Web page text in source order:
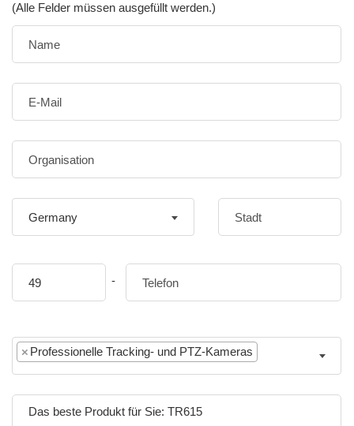
(Alle Felder müssen ausgefüllt werden.)
Germany
-
× Professionelle Tracking- und PTZ-Kameras